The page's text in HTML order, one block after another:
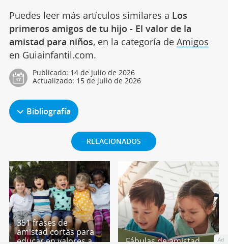
Puedes leer más artículos similares a Los
primeros amigos de tu hijo - El valor de la
amistad para niños, en la categoría de Amigos
en Guiainfantil.com.
Publicado: 14 de julio de 2026
Actualizado: 15 de julio de 2026
Bibliografía
RELACIONADOS
351 frases de
amistad cortas para
educar en valores a
Fábulas de amistad Ad